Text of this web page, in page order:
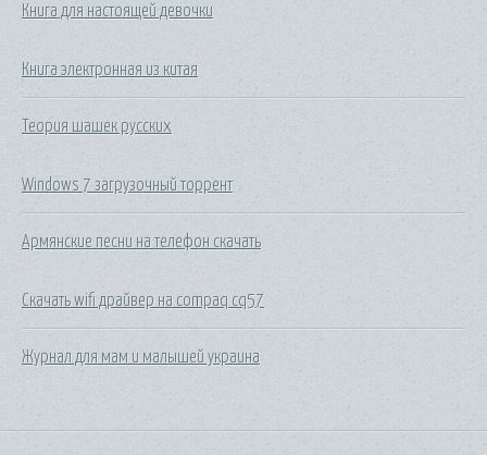
Книга для настоящей девочки
Книга электронная из китая
Теория шашек русских
Windows 7 загрузочный торрент
Армянские песни на телефон скачать
Скачать wifi драйвер на compaq cq57
Журнал для мам и малышей украина